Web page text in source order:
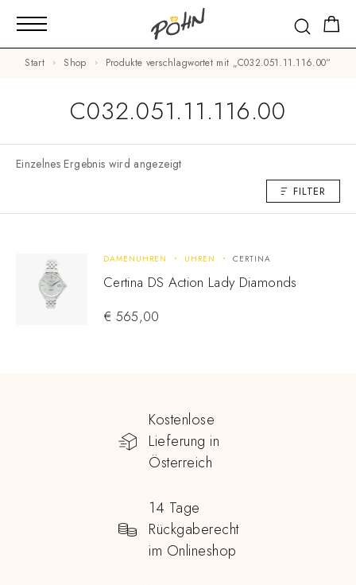
Start Shop Produkte verschlagwortet mit „C032.051.11.116.00“
C032.051.11.116.00
Einzelnes Ergebnis wird angezeigt
FILTER
DAMENUHREN UHREN CERTINA
Certina DS Action Lady Diamonds
€ 565,00
Kostenlose
Lieferung in
Österreich
14 Tage
Rückgaberecht
im Onlineshop